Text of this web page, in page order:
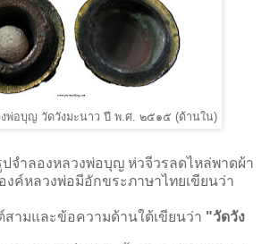
พ่อบุญ วัดวังมะนาว ปี พ.ศ. ๒๕๑๕ (ด้านใน)
ปจำลองหลวงพ่อบุญ ห่วจีวรลดไหล่พาดผ้า
งค์หลวงพ่อมีอักขระภาษาไทยเขียนว่า
สามและข้อความด้านใต้เขียนว่า "วัดวัง